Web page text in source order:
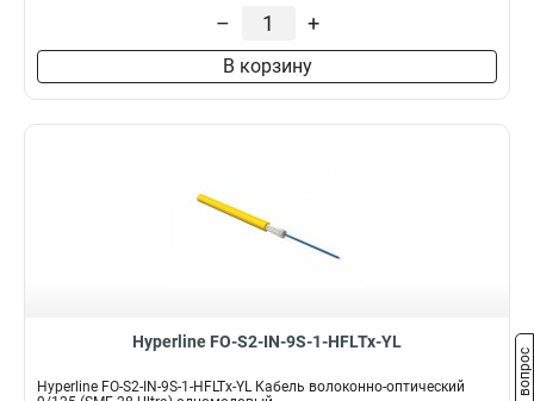
– +
В корзину
Hyperline FO-S2-IN-9S-1-HFLTx-YL
Hyperline FO-S2-IN-9S-1-HFLTx-YL Кабель волоконно-оптический